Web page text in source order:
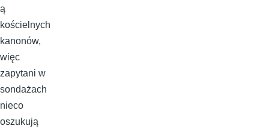
ą
kościelnych
kanonów,
więc
zapytani w
sondażach
nieco
oszukują